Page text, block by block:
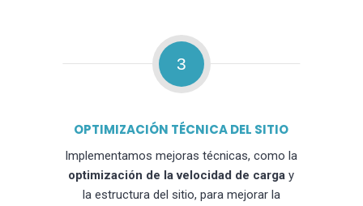
3
OPTIMIZACIÓN TÉCNICA DEL SITIO
Implementamos mejoras técnicas, como la
optimización de la velocidad de carga y
la estructura del sitio, para mejorar la